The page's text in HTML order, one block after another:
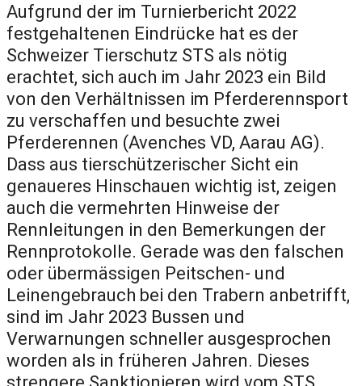
Aufgrund der im Turnierbericht 2022
festgehaltenen Eindrücke hat es der
Schweizer Tierschutz STS als nötig
erachtet, sich auch im Jahr 2023 ein Bild
von den Verhältnissen im Pferderennsport
zu verschaffen und besuchte zwei
Pferderennen (Avenches VD, Aarau AG).
Dass aus tierschützerischer Sicht ein
genaueres Hinschauen wichtig ist, zeigen
auch die vermehrten Hinweise der
Rennleitungen in den Bemerkungen der
Rennprotokolle. Gerade was den falschen
oder übermässigen Peitschen- und
Leinengebrauch bei den Trabern anbetrifft,
sind im Jahr 2023 Bussen und
Verwarnungen schneller ausgesprochen
worden als in früheren Jahren. Dieses